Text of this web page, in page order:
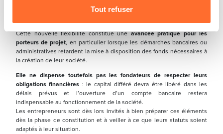
Tout refuser
Cette nouvelle flexibilité constitue uneavancée pratique pour les
porteurs de projet, en particulier lorsque les démarches bancaires ou
administratives retardent la mise à disposition des fonds nécessaires à
la création de leur société.
Elle ne dispense toutefois pas les fondateurs de respecter leurs
obligations financières : le capital différé devra être libéré dans les
délais prévus et l’ouverture d’un compte bancaire restera
indispensable au fonctionnement de la société.
Les entrepreneurs sont dès lors invités à bien préparer ces éléments
dès la phase de constitution et à veiller à ce que leurs statuts soient
adaptés à leur situation.